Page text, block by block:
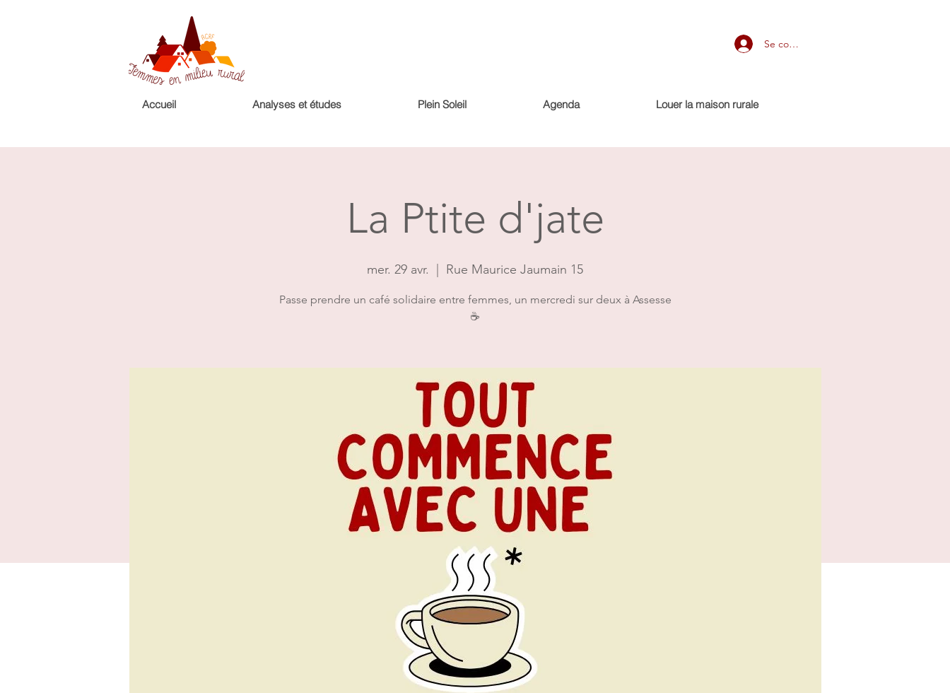
Se connecter
Accueil Analyses et études Plein Soleil Agenda Louer la maison rurale
La Ptite d'jate
mer. 29 avr. Rue Maurice Jaumain 15
Passe prendre un café solidaire entre femmes, un mercredi sur deux à Assesse
☕